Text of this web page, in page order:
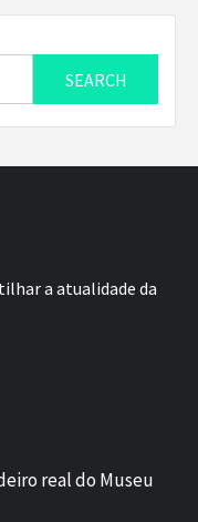
a atualidade da
real do Museu